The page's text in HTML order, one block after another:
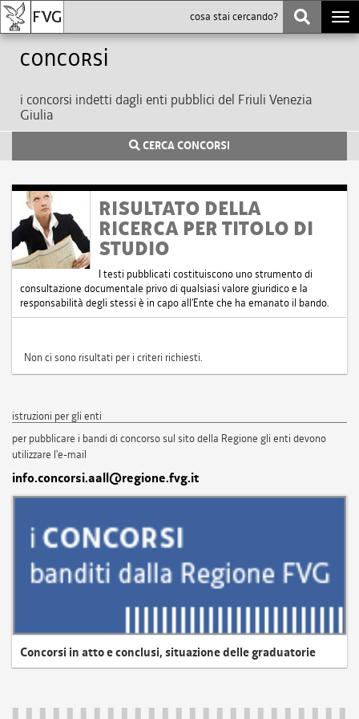
Concorsi
i concorsi indetti dagli enti pubblici del Friuli Venezia
Giulia
CERCA CONCORSI
RISULTATO DELLA
RICERCA PER TITOLO DI
STUDIO
I testi pubblicati costituiscono uno strumento di
consultazione documentale privo di qualsiasi valore giuridico e la
responsabilità degli stessi è in capo all'Ente che ha emanato il bando.
Non ci sono risultati per i criteri richiesti.
istruzioni per gli enti
per pubblicare i bandi di concorso sul sito della Regione gli enti devono
utilizzare l'e-mail
info.concorsi.aall@regione.fvg.it
Concorsi in atto e conclusi, situazione delle graduatorie